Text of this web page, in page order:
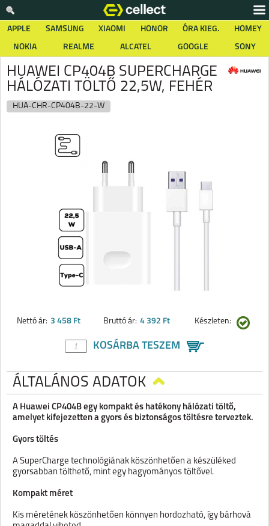
APPLE SAMSUNG XIAOMI HONOR ÓRA KIEG.
HOMEY
NOKIA
REALME ALCATEL GOOGLE SONY
HUAWEI CP404B SUPERCHARGE
HÁLÓZATI TÖLTŐ 22,5W, FEHÉR
HUA-CHR-CP404B-22-W
Nettó ár: 3 458 Ft Bruttó ár: 4 392 Ft Készleten:
KOSÁRBA TESZEM
ÁLTALÁNOS ADATOK
A Huawei CP404B egy kompakt és hatékony hálózati töltő,
amelyet kifejezetten a gyors és biztonságos töltésre terveztek.
Gyors töltés
A SuperCharge technológiának köszönhetően a készüléked
gyorsabban tölthető, mint egy hagyományos töltővel.
Kompakt méret
Kis méretének köszönhetően könnyen hordozható, így bárhová